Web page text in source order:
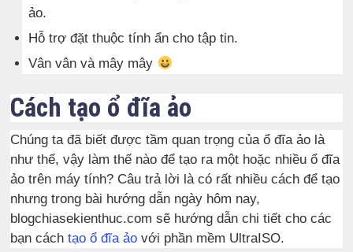
ảo.
Hỗ trợ đặt thuộc tính ẩn cho tập tin.
Vân vân và mây mây
Cách tạo ổ đĩa ảo
Chúng ta đã biết được tầm quan trọng của ổ đĩa ảo là
như thế, vậy làm thế nào để tạo ra một hoặc nhiều ổ đĩa
ảo trên máy tính? Câu trả lời là có rất nhiều cách để tạo
nhưng trong bài hướng dẫn ngày hôm nay,
blogchiasekienthuc.com sẽ hướng dẫn chi tiết cho các
bạn cáchtạo ổ đĩa ảo với phần mềm UltraISO.